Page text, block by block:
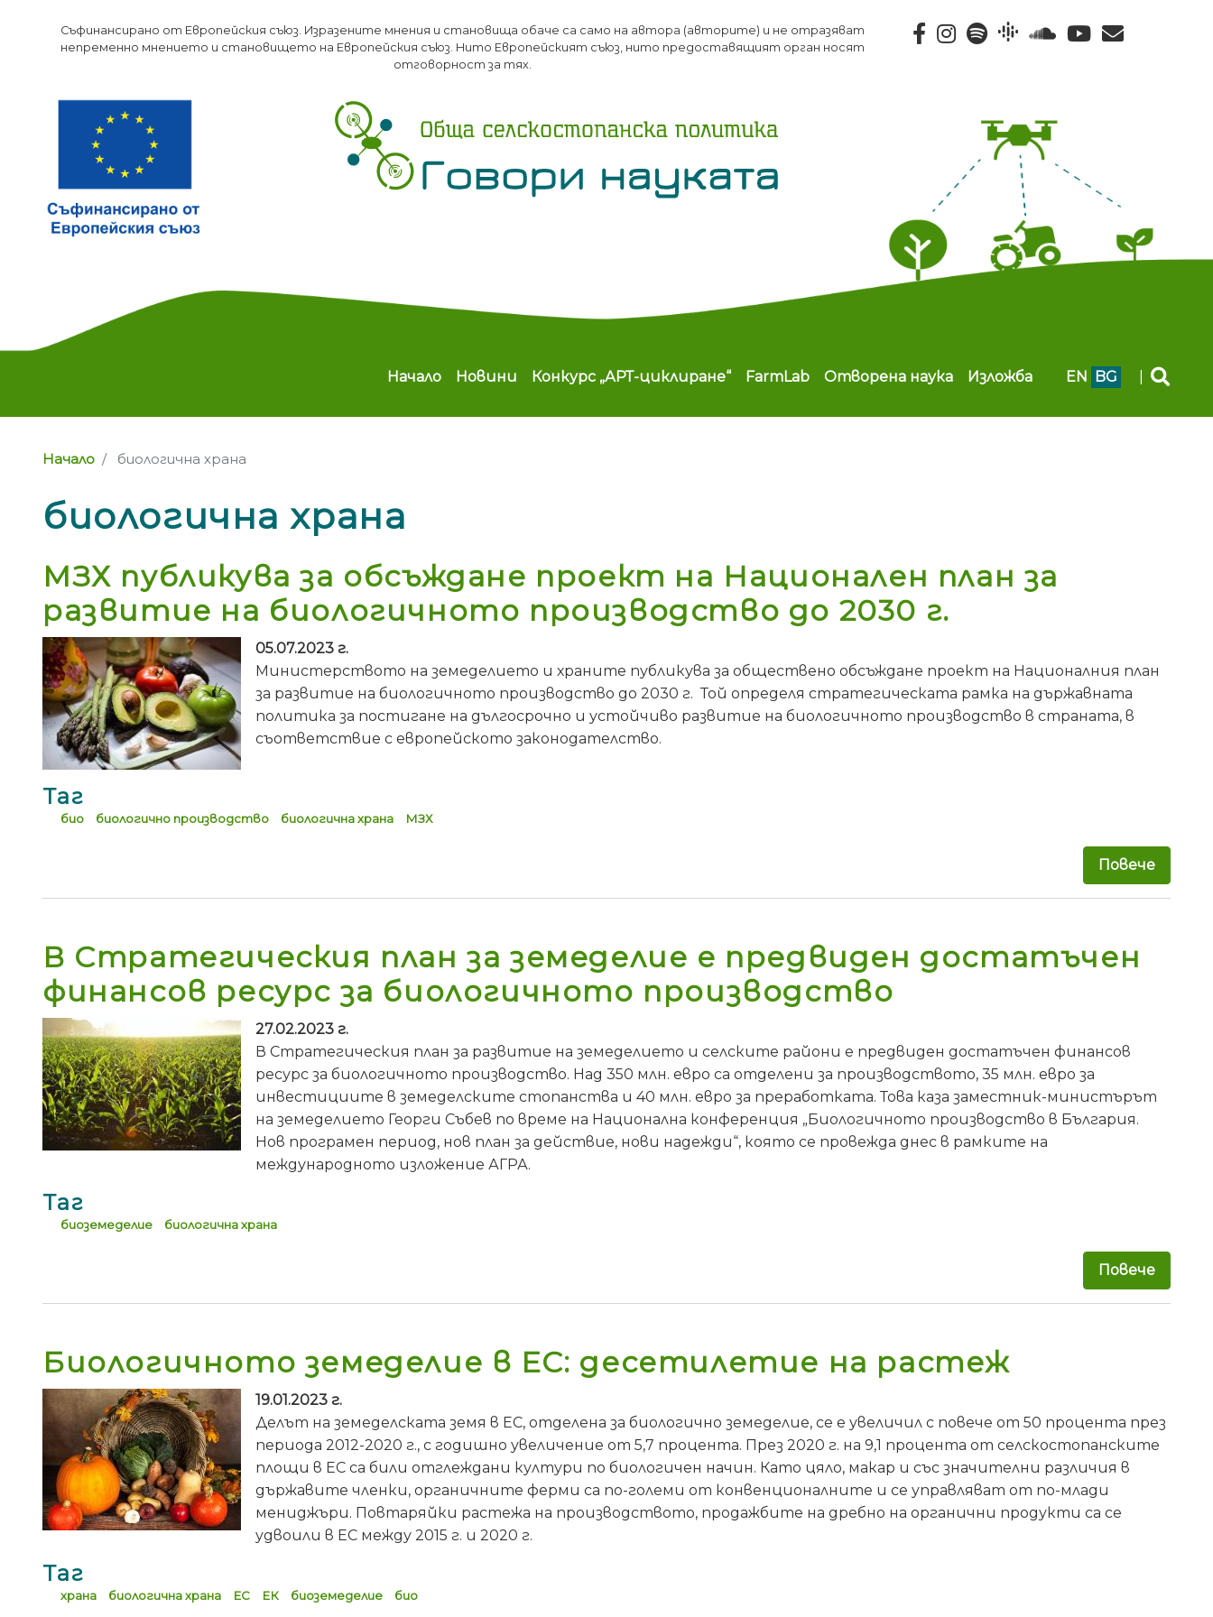
към
основното
Съфинансирано от Европейския съюз. Изразените мнения и становища обаче са само на автора (авторите) и не отразяват
непременно мнението и становището на Европейския съюз. Нито Европейският съюз, нито предоставящият орган носят
отговорност за тях.
Main navigation
Начало Новини Конкурс „АРТ-циклиране“ FarmLab Отворена наука Изложба EN BG
Начало биологична храна
биологична храна
МЗХ публикува за обсъждане проект на Национален план за
развитие на биологичното производство до 2030 г.
05.07.2023 г.
Министерството на земеделието и храните публикува за обществено обсъждане проект на Националния план
за развитие на биологичното производство до 2030 г. Той определя стратегическата рамка на държавната
политика за постигане на дългосрочно и устойчиво развитие на биологичното производство в страната, в
съответствие с европейското законодателство.
Таг
био биологично производство биологична храна МЗХ
Повече
В Стратегическия план за земеделие е предвиден достатъчен
финансов ресурс за биологичното производство
27.02.2023 г.
В Стратегическия план за развитие на земеделието и селските райони е предвиден достатъчен финансов
ресурс за биологичното производство. Над 350 млн. евро са отделени за производството, 35 млн. евро за
инвестициите в земеделските стопанства и 40 млн. евро за преработката. Това каза заместник-министърът
на земеделието Георги Събев по време на Национална конференция „Биологичното производство в България.
Нов програмен период, нов план за действие, нови надежди“, която се провежда днес в рамките на
международното изложение АГРА.
Таг
биоземеделие биологична храна
Повече
Биологичното земеделие в ЕС: десетилетие на растеж
19.01.2023 г.
Делът на земеделската земя в ЕС, отделена за биологично земеделие, се е увеличил с повече от 50 процента през
периода 2012-2020 г., с годишно увеличение от 5,7 процента. През 2020 г. на 9,1 процента от селскостопанските
площи в ЕС са били отглеждани култури по биологичен начин. Като цяло, макар и със значителни различия в
държавите членки, органичните ферми са по-големи от конвенционалните и се управляват от по-млади
мениджъри. Повтаряйки растежа на производството, продажбите на дребно на органични продукти са се
удвоили в ЕС между 2015 г. и 2020 г.
Таг
храна биологична храна ЕС ЕК биоземеделие био